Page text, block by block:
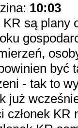
10:03
są plany
być
- tak to
już
członek